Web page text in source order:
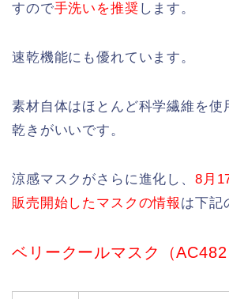
すので手洗いを推奨 します。
速乾機能にも優れています。
素材自体はほとんど科学繊維を使
乾きがいいです。
涼感マスクがさらに進化し、 8月
販売開始したマスクの情報 は下記
ベリークールマスク（AC482